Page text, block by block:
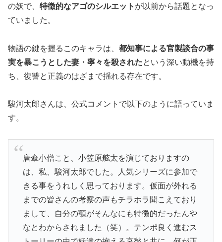
の妖で、 特徴的なアゴのシルエット が以前から話題となっ
ていました。
物語の鍵を握るこのキャラは、 都知事による官製談合の事
実を暴こうとした妻・寧々を殺されたという深い動機を持
ち、復讐と正義のはざまで揺れる存在です。
駿河太郎さんは、公式コメントで以下のように語っていま
す。
唐傘小僧こと、小笠原舷太を演じておりますの
は、私、駿河太郎でした。人気シリーズに参加で
きる事をうれしく思っております。仮面が外れる
までの皆さんの考察の声もチラホラ聞こえており
まして、自分の顎がそんなにも特徴的だったんや
なとわからされました（笑）。テンポ良く進むス